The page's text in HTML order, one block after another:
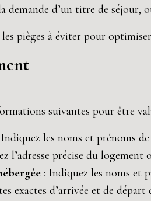
demande d’un titre de
pièges à éviter pour
suivantes pour être
les noms et prénoms
l’adresse précise du
: Indiquez les noms et
exactes d’arrivée et de départ